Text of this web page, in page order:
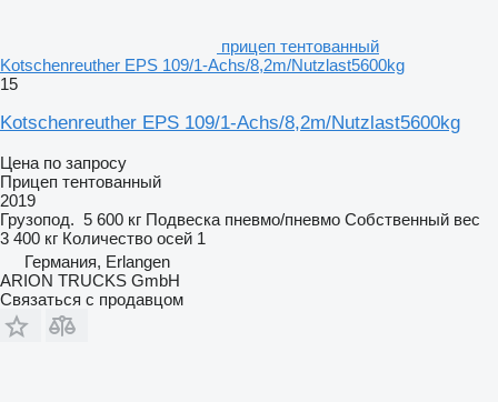
прицеп тентованный
Kotschenreuther EPS 109/1-Achs/8,2m/Nutzlast5600kg
15
Kotschenreuther EPS 109/1-Achs/8,2m/Nutzlast5600kg
Цена по запросу
Прицеп тентованный
2019
Грузопод. 5 600 кг Подвеска пневмо/пневмо Собственный вес
3 400 кг Количество осей 1
Германия, Erlangen
ARION TRUCKS GmbH
Связаться с продавцом